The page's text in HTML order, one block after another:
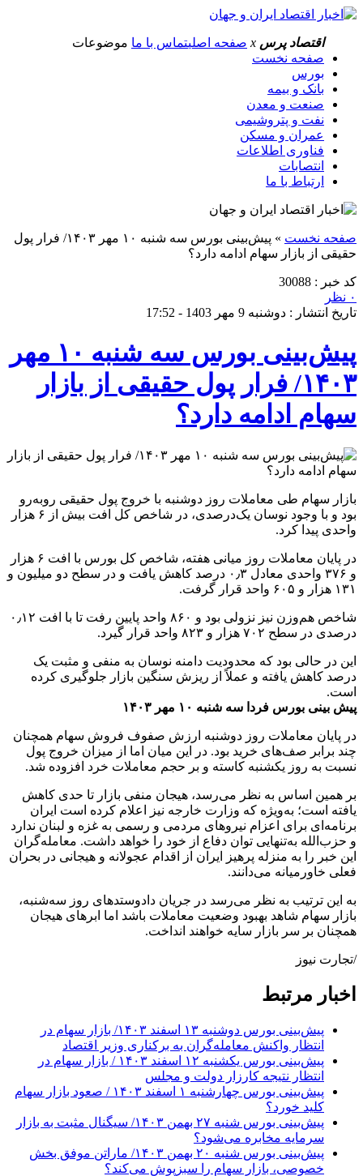
اقتصاد پرس x صفحه اصلیتماس با ما موضوعات
صفحه نخست
بورس
بانک و بیمه
صنعت و معدن
نفت و پتروشیمی
عمران و مسکن
فناوری اطلاعات
انتصابات
ارتباط با ما
صفحه نخست »
پیش‌بینی بورس سه شنبه ۱۰ مهر ۱۴۰۳/ فرار پول
حقیقی از بازار سهام ادامه دارد؟
کد خبر : 30088
۰ نظر
تاریخ انتشار : دوشنبه 9 مهر 1403 - 17:52
پیش‌بینی بورس سه شنبه ۱۰ مهر
۱۴۰۳/ فرار پول حقیقی از بازار
سهام ادامه دارد؟
بازار سهام طی معاملات روز دوشنبه با خروج پول حقیقی روبه‌رو
بود و با وجود نوسان یک‌درصدی، در شاخص کل افت بیش از ۶ هزار
واحدی پیدا کرد.
در پایان معاملات روز میانی هفته، شاخص کل بورس با افت ۶ هزار
و ۳۷۶ واحدی معادل ۰٫۳ درصد کاهش یافت و در سطح دو میلیون و
۱۳۱ هزار و ۶۰۵ واحد قرار گرفت.
شاخص هم‌وزن نیز نزولی بود و ۸۶۰ واحد پایین رفت تا با افت ۰٫۱۲
درصدی در سطح ۷۰۲ هزار و ۸۲۳ واحد قرار گیرد.
این در حالی بود که محدودیت دامنه نوسان به منفی و مثبت یک
درصد کاهش یافته و عملاً از ریزش سنگین بازار جلوگیری کرده
است.
پیش بینی بورس فردا سه شنبه ۱۰ مهر ۱۴۰۳
در پایان معاملات روز دوشنبه ارزش صفوف فروش سهام همچنان
چند برابر صف‌های خرید بود. در این میان اما از میزان خروج پول
نسبت به روز یکشنبه کاسته و بر حجم معاملات خرد افزوده شد.
بر همین اساس به‌ نظر می‌رسد، هیجان منفی بازار تا حدی کاهش
یافته است؛ به‌ویژه که وزارت خارجه نیز اعلام کرده است ایران
برنامه‌ای برای اعزام نیروهای مردمی و رسمی به غزه و لبنان ندارد
و حزب‌الله به‌تنهایی توان دفاع از خود را خواهد داشت. معامله‌گران
این خبر را به منزله پرهیز ایران از اقدام عجولانه و هیجانی در بحران
فعلی خاورمیانه می‌دانند.
به این ترتیب به نظر می‌رسد در جریان دادوستدهای روز سه‌شنبه،
بازار سهام شاهد بهبود وضعیت معاملات باشد اما ابرهای هیجان
همچنان بر سر بازار سایه خواهند انداخت.
/تجارت نیوز
اخبار مرتبط
پیش‌بینی بورس دوشنبه ۱۳ اسفند ۱۴۰۳/ بازار سهام در
انتظار واکنش معامله‌گران به برکناری وزیر اقتصاد
پیش‌بینی بورس یکشنبه ۱۲ اسفند ۱۴۰۳ / بازار سهام در
انتظار نتیجه کارزار دولت و مجلس
پیش‌بینی بورس چهارشنبه ۱ اسفند ۱۴۰۳ / صعود بازار سهام
کلید خورد؟
پیش‌بینی بورس شنبه ۲۷ بهمن ۱۴۰۳/ سیگنال مثبت به بازار
سرمایه مخابره می‌شود؟
پیش‌بینی بورس شنبه ۲۰ بهمن ۱۴۰۳/ ماراتن موفق بخش
خصوصی، بازار سهام را سبزپوش می‌کند؟